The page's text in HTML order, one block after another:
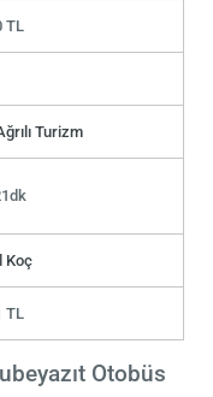
TL
Turizm
Koç
TL
Otobüs